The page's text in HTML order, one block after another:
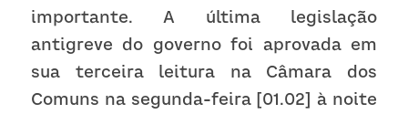
importante. A última legislação
antigreve do governo foi aprovada em
sua terceira leitura na Câmara dos
Comuns na segunda-feira [01.02] à noite